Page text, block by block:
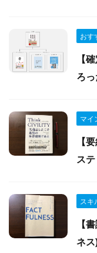
おす
【
ろっ
マイ
【
ス
スキ
【
ネ